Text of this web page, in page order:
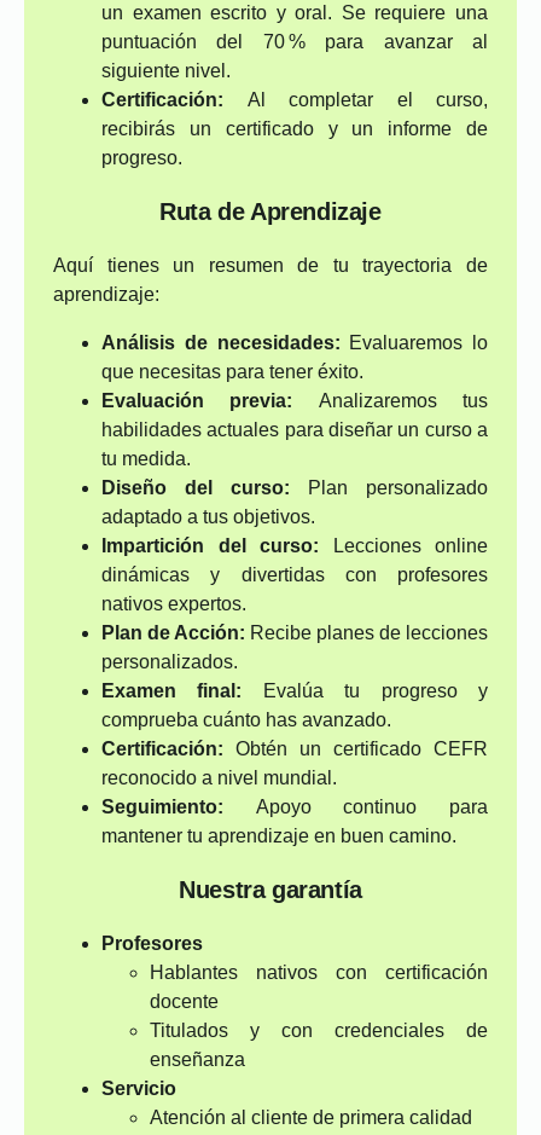
un examen escrito y oral. Se requiere una
puntuación del 70 % para avanzar al
siguiente nivel.
Certificación: Al completar el curso,
recibirás un certificado y un informe de
progreso.
Ruta de Aprendizaje
Aquí tienes un resumen de tu trayectoria de
aprendizaje:
Análisis de necesidades: Evaluaremos lo
que necesitas para tener éxito.
Evaluación previa: Analizaremos tus
habilidades actuales para diseñar un curso a
tu medida.
Diseño del curso: Plan personalizado
adaptado a tus objetivos.
Impartición del curso: Lecciones online
dinámicas y divertidas con profesores
nativos expertos.
Plan de Acción: Recibe planes de lecciones
personalizados.
Examen final: Evalúa tu progreso y
comprueba cuánto has avanzado.
Certificación: Obtén un certificado CEFR
reconocido a nivel mundial.
Seguimiento: Apoyo continuo para
mantener tu aprendizaje en buen camino.
Nuestra garantía
Profesores
Hablantes nativos con certificación
docente
Titulados y con credenciales de
enseñanza
Servicio
Atención al cliente de primera calidad